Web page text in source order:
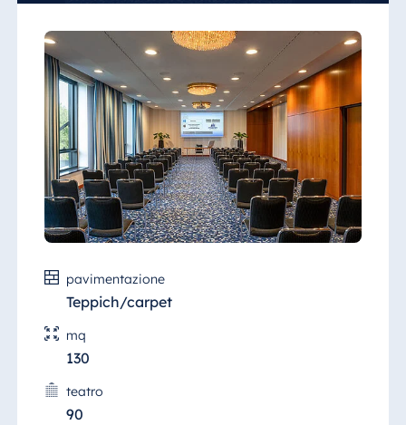
pavimentazione
Teppich/carpet
mq
130
teatro
90